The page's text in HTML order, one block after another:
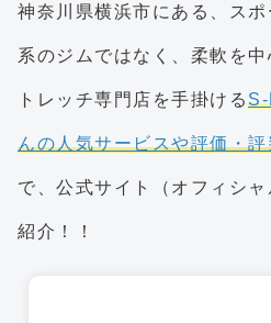
神奈川県横浜市にある、ス
系のジムではなく、柔軟を
トレッチ専門店を手掛けるS-
んの人気サービスや評価・
で、公式サイト（オフィシ
紹介！！